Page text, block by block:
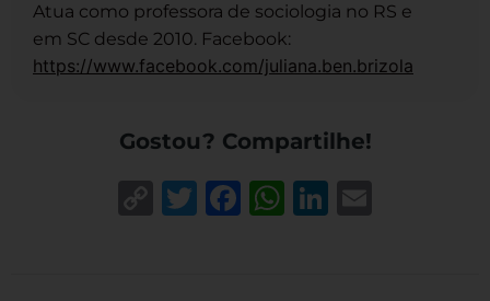
Atua como professora de sociologia no RS e
em SC desde 2010. Facebook:
https://www.facebook.com/juliana.ben.brizola
Gostou? Compartilhe!
CopyTwitter
Facebook
WhatsApp
LinkedIn